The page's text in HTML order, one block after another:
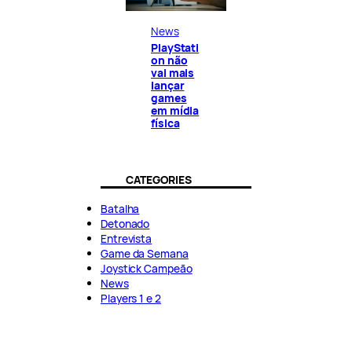
News
PlayStati
on não
vai mais
lançar
games
em mídia
física
CATEGORIES
Batalha
Detonado
Entrevista
Game da Semana
Joystick Campeão
News
Players 1 e 2